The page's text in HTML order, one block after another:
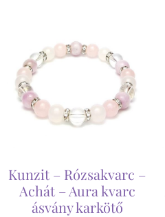
Kunzit – Rózsakvarc –
Achát – Aura kvarc
ásvány karkötő